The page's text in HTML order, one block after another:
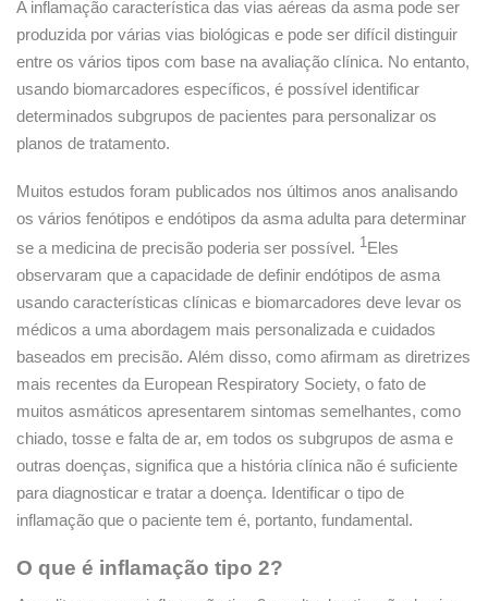
A inflamação característica das vias aéreas da asma pode ser
produzida por várias vias biológicas e pode ser difícil distinguir
entre os vários tipos com base na avaliação clínica. No entanto,
usando biomarcadores específicos, é possível identificar
determinados subgrupos de pacientes para personalizar os
planos de tratamento.
Muitos estudos foram publicados nos últimos anos analisando
os vários fenótipos e endótipos da asma adulta para determinar
se a medicina de precisão poderia ser possível. 1Eles
observaram que a capacidade de definir endótipos de asma
usando características clínicas e biomarcadores deve levar os
médicos a uma abordagem mais personalizada e cuidados
baseados em precisão. Além disso, como afirmam as diretrizes
mais recentes da European Respiratory Society, o fato de
muitos asmáticos apresentarem sintomas semelhantes, como
chiado, tosse e falta de ar, em todos os subgrupos de asma e
outras doenças, significa que a história clínica não é suficiente
para diagnosticar e tratar a doença. Identificar o tipo de
inflamação que o paciente tem é, portanto, fundamental.
O que é inflamação tipo 2?